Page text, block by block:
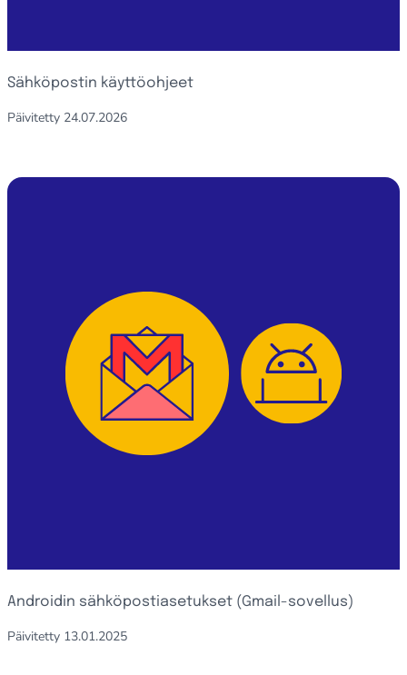
Sähköpostin käyttöohjeet
Päivitetty 24.07.2026
Androidin sähköpostiasetukset (Gmail-sovellus)
Päivitetty 13.01.2025